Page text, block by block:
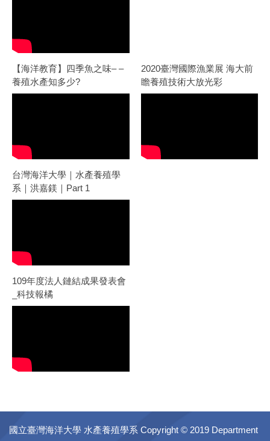
【海洋教育】四季魚之味– –
養殖水產知多少?
2020臺灣國際漁業展 海大前
瞻養殖技術大放光彩
台灣海洋大學｜水產養殖學
系｜洪嘉鎂｜Part 1
109年度法人鏈結成果發表會
_科技報橘
國立臺灣海洋大學 水產養殖學系 Copyright © 2019 Department